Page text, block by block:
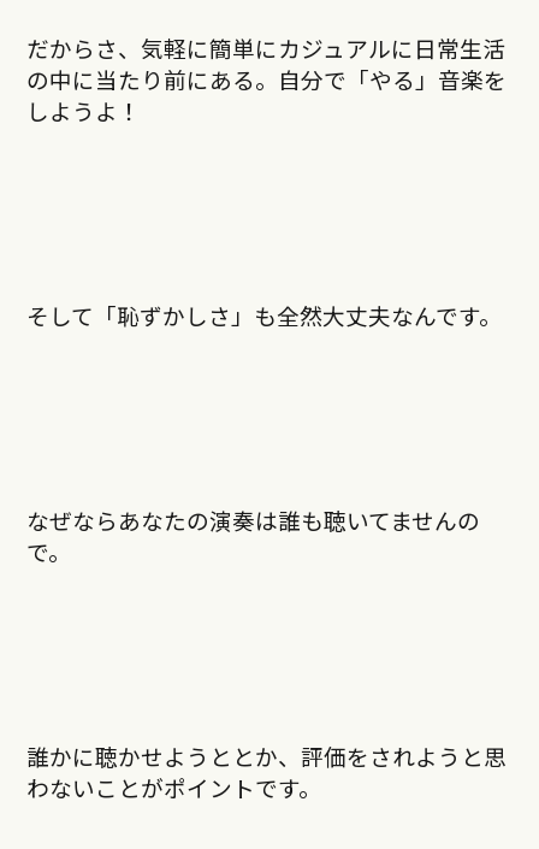
だからさ、気軽に簡単にカジュアルに日常生活
の中に当たり前にある。自分で「やる」音楽を
しようよ！
そして「恥ずかしさ」も全然大丈夫なんです。
なぜならあなたの演奏は誰も聴いてませんの
で。
誰かに聴かせようととか、評価をされようと思
わないことがポイントです。